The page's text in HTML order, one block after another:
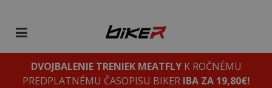
DVOJBALENIE TRENIEK MEATFLYK ROČNÉMU
PREDPLATNÉMU ČASOPISU BIKER IBA ZA 19,80€!